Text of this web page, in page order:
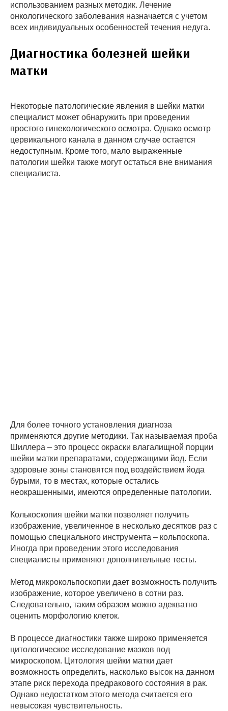
использованием разных методик. Лечение
онкологического заболевания назначается с учетом
всех индивидуальных особенностей течения недуга.
Диагностика болезней шейки
матки
Некоторые патологические явления в шейки матки
специалист может обнаружить при проведении
простого гинекологического осмотра. Однако осмотр
цервикального канала в данном случае остается
недоступным. Кроме того, мало выраженные
патологии шейки также могут остаться вне внимания
специалиста.
Для более точного установления диагноза
применяются другие методики. Так называемая проба
Шиллера – это процесс окраски влагалищной порции
шейки матки препаратами, содержащими йод. Если
здоровые зоны становятся под воздействием йода
бурыми, то в местах, которые остались
неокрашенными, имеются определенные патологии.
Колькоскопия шейки матки позволяет получить
изображение, увеличенное в несколько десятков раз с
помощью специального инструмента – кольпоскопа.
Иногда при проведении этого исследования
специалисты применяют дополнительные тесты.
Метод микрокольпоскопии дает возможность получить
изображение, которое увеличено в сотни раз.
Следовательно, таким образом можно адекватно
оценить морфологию клеток.
В процессе диагностики также широко применяется
цитологическое исследование мазков под
микроскопом. Цитология шейки матки дает
возможность определить, насколько высок на данном
этапе риск перехода предракового состояния в рак.
Однако недостатком этого метода считается его
невысокая чувствительность.